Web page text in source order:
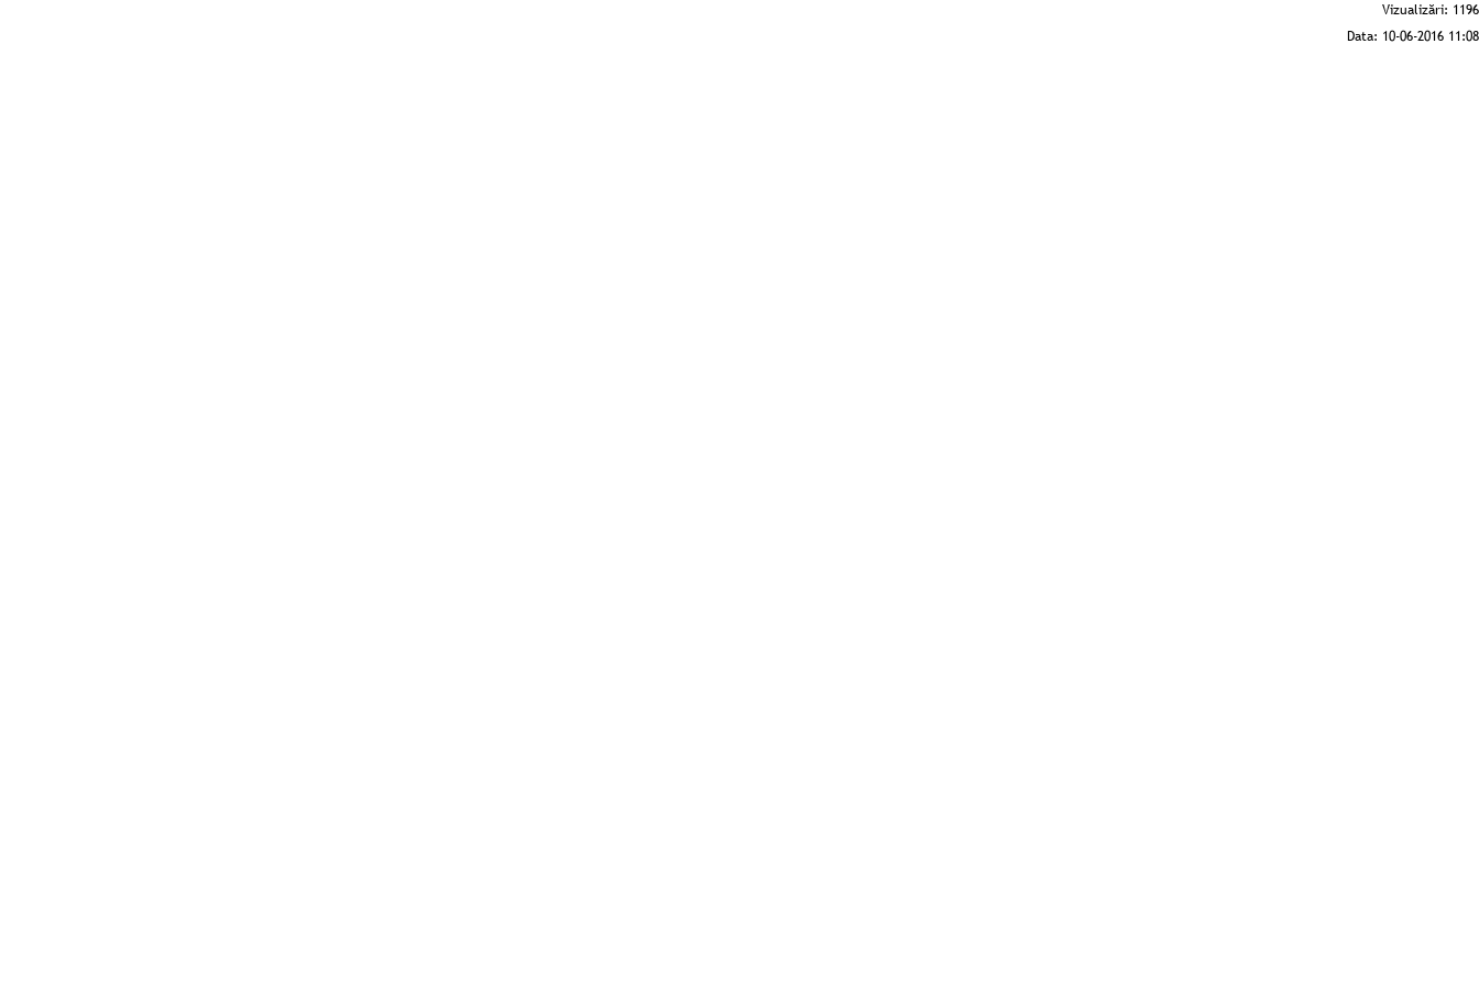
Vizualizări: 1196
Data: 10-06-2016 11:08